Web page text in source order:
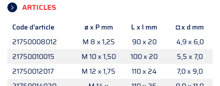
ARTICLES
Code d'article ø x P mm L x l mm
◘ x d mm
21750008012
M 8 x 1,25 90 x 20
4,9 x 6,0
21750010015
M 10 x 1,50 100 x 20
5,5 x 7,0
21750012017
M 12 x 1,75 110 x 24
7,0 x 9,0